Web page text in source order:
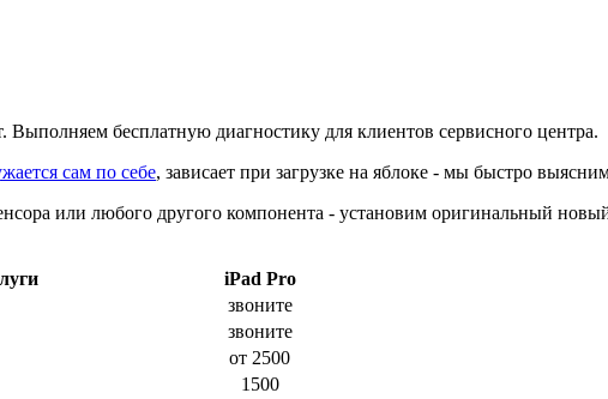
бесплатную диагностику для клиентов сервисного центра.
сам по себе, зависает при загрузке на яблоке - мы быстро
или любого другого компонента - установим оригинальный
iPad Pro
звоните
звоните
от 2500
1500